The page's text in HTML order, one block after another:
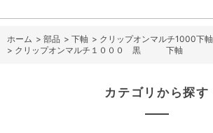
ホーム > 部品 > 下軸 > クリップオンマルチ1000下軸
> クリップオンマルチ１０００ 黒 下軸
カテゴリから探す